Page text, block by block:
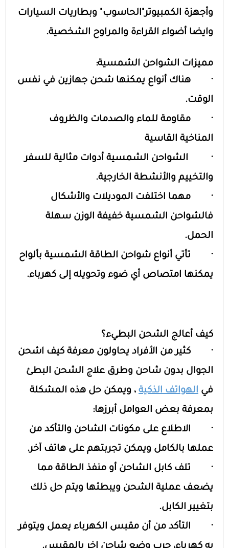
وأجهزة الكمبيوتر"الحاسوب" وبطاريات السيارات
وايضا أضواء القراءة والمراوح الشخصية.
مميزات الشواحن الشمسية:
· هناك أنواع يمكنها شحن جهازين في نفس
الوقت.
· مقاومة للماء والصدمات والظروف
المناخية القاسية
· الشواحن الشمسية أدوات مثالية للسفر
والتخييم والأنشطة الخارجية.
· مهما اختلفت الموديلات والأشكال
فالشواحن الشمسية خفيفة الوزن سهلة
الحمل.
· تأتي أنواع شواحن الطاقة الشمسية بألواح
يمكنها امتصاص أي ضوء وتحويله إلى كهرباء.
كيف أعالج الشحن البطيء؟
· كثير من الأفراد يحاولون معرفة كيف اشحن
الجوال بدون شاحن وطرق علاج الشحن البطئ
في الهواتف الذكية ، ويمكن حل هذه المشكلة
بمعرفة بعض العوامل أبرزها:
· الاطلاع على مكونات الشاحن والتأكد من
عملها بالكامل ويمكن تجربتهم على هاتف آخر.
· تلف كابل الشاحن أو منفذ الطاقة مما
يضعف عملية الشحن ويبطئها ويتم حل ذلك
بتغيير الكابل.
· التأكد من أن مقبس الكهرباء يعمل ويتوفر